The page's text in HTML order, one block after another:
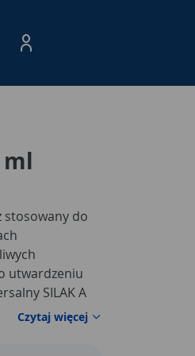
Spacja – otwórz/
stosowany do
utwardzeniu
SILAK A
surowego,
Czytaj więcej